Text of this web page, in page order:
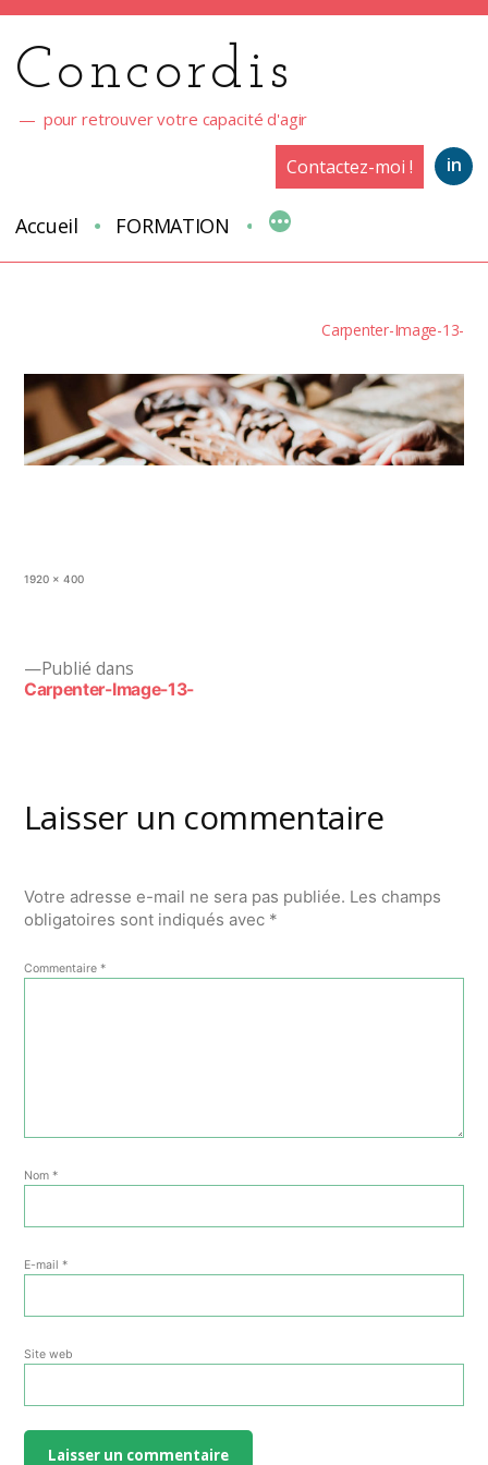
contenu
Concordis
pour retrouver votre capacité d'agir
in
Contactez-moi !
Accueil FORMATION
Carpenter-Image-13-
Taille
1920 × 400
Navigation
Publié dans
Carpenter-Image-13-
Laisser un commentaire
Votre adresse e-mail ne sera pas publiée. Les champs
obligatoires sont indiqués avec *
Commentaire *
Nom *
E-mail *
Site web